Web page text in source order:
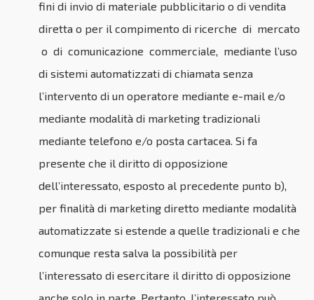
fini di invio di materiale pubblicitario o di vendita
diretta o per il compimento di ricerche di mercato
o di comunicazione commerciale, mediante l’uso
di sistemi automatizzati di chiamata senza
l’intervento di un operatore mediante e-mail e/o
mediante modalità di marketing tradizionali
mediante telefono e/o posta cartacea. Si fa
presente che il diritto di opposizione
dell’interessato, esposto al precedente punto b),
per finalità di marketing diretto mediante modalità
automatizzate si estende a quelle tradizionali e che
comunque resta salva la possibilità per
l’interessato di esercitare il diritto di opposizione